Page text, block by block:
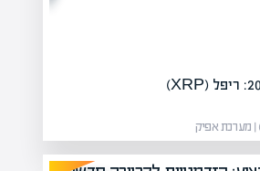
שוק הקריפטו ב-2026: ריפל (XRP)